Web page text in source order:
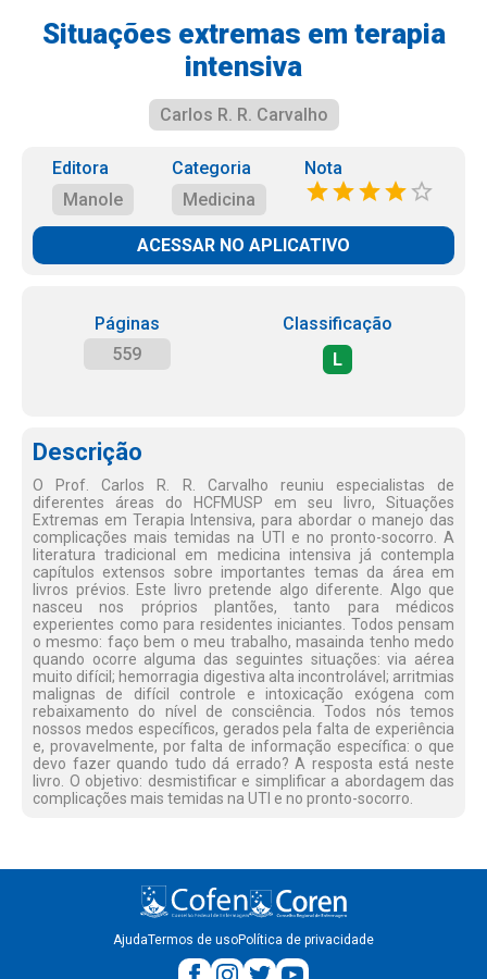
Situações extremas em terapia
intensiva
Carlos R. R. Carvalho
Editora
Manole
Categoria
Medicina
Nota
ACESSAR NO APLICATIVO
Páginas
559
Classificação
L
Descrição
O Prof. Carlos R. R. Carvalho reuniu especialistas de
diferentes áreas do HCFMUSP em seu livro, Situações
Extremas em Terapia Intensiva, para abordar o manejo das
complicações mais temidas na UTI e no pronto-socorro. A
literatura tradicional em medicina intensiva já contempla
capítulos extensos sobre importantes temas da área em
livros prévios. Este livro pretende algo diferente. Algo que
nasceu nos próprios plantões, tanto para médicos
experientes como para residentes iniciantes. Todos pensam
o mesmo: faço bem o meu trabalho, masainda tenho medo
quando ocorre alguma das seguintes situações: via aérea
muito difícil; hemorragia digestiva alta incontrolável; arritmias
malignas de difícil controle e intoxicação exógena com
rebaixamento do nível de consciência. Todos nós temos
nossos medos específicos, gerados pela falta de experiência
e, provavelmente, por falta de informação específica: o que
devo fazer quando tudo dá errado? A resposta está neste
livro. O objetivo: desmistificar e simplificar a abordagem das
complicações mais temidas na UTI e no pronto-socorro.
AjudaTermos de usoPolítica de privacidade